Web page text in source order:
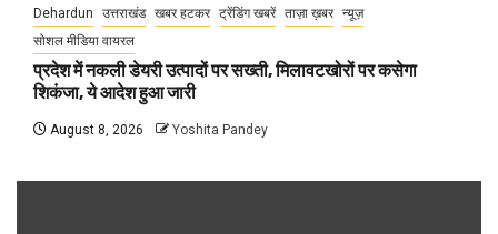
Dehardun उत्तराखंड खबर हटकर ट्रेंडिंग खबरें ताज़ा ख़बर न्यूज़
सोशल मीडिया वायरल
प्रदेश में नकली डेयरी उत्पादों पर सख्ती, मिलावटखोरों पर कसेगा
शिकंजा, ये आदेश हुआ जारी
August 8, 2026 Yoshita Pandey